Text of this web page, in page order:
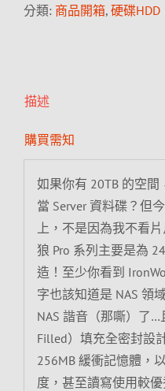
分類: 商品開箱, 硬碟HDD
描述
購買需知
如果你有 20TB 的空
當 Server 資料碟？但
上，不是因為我不看
狼 Pro 系列主要是為
造！至少你看到
字也該知道是 NAS 領
NAS 諧音（那嘶）了
Filled）填充全密封設
256MB 緩衝記憶體，
度，甚至讀寫使用較